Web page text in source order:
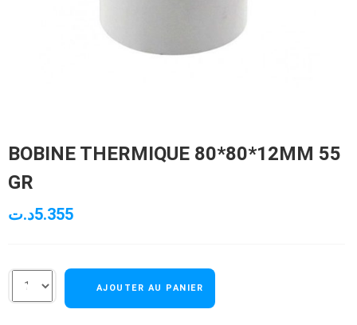
BOBINE THERMIQUE 80*80*12MM 55
GR
5.355د.ت
AJOUTER AU PANIER